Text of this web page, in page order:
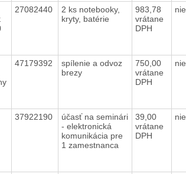
27082440
2 ks notebooky,
kryty, batérie
983,78
vrátane
DPH
nie
47179392
spílenie a odvoz
brezy
750,00
vrátane
DPH
nie
37922190
účasť na seminári
- elektronická
komunikácia pre
1 zamestnanca
39,00
vrátane
DPH
nie